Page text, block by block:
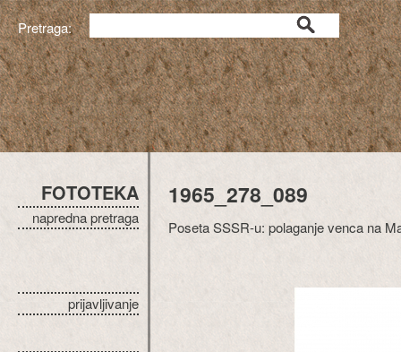
Pretraga:
FOTOTEKA
napredna pretraga
prijavljivanje
1965_278_089
Poseta SSSR-u: polaganje venca na